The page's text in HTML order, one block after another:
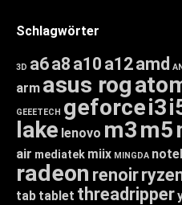
Schlagwörter
3D a6a8 a10 a12amd
arm asus rog
GEEETECH geforcei3
lake lenovo m3m5
air mediatek miix MINGDA
radeon renoir
tab tablet threadripper